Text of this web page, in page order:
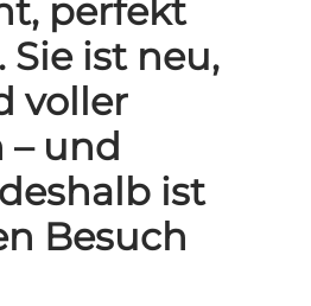
perfekt
Sie ist neu,
voller
– und
ist
Besuch